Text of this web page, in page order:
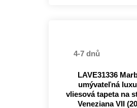
4-7 dnů
LAVE31336
umývateľná
vliesová tapeta na
Veneziana VII